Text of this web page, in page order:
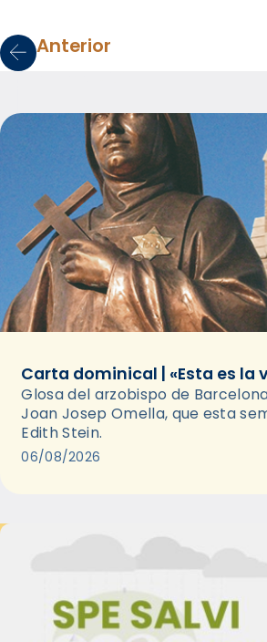
Anterior
Carta dominical | «Esta es la
Glosa del arzobispo de
Joan Josep Omella, que esta
Edith Stein.
06/08/2026